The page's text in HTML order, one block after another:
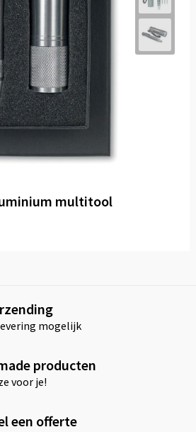
multitool
mogelijk
producten
voor je!
een offerte